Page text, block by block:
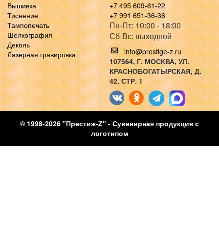
Вышивка
Тиснение
Тампопечать
Шелкография
Деколь
Лазерная гравировка
+7 495 609-61-22
+7 991 651-36-36
Пн-Пт: 10:00 - 18:00
Сб-Вс: выходной
info@prestige-z.ru
107564, Г. МОСКВА, УЛ.
КРАСНОБОГАТЫРСКАЯ, Д.
42, СТР. 1
© 1998-2026 "Престиж-Z" - Сувенирная продукция с
логотипом